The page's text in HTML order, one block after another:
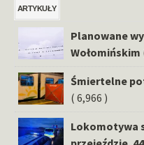
ARTYKUŁY
Planowane
Wołomińskim
Śmiertelne
( 6,966 )
Lokomotywa